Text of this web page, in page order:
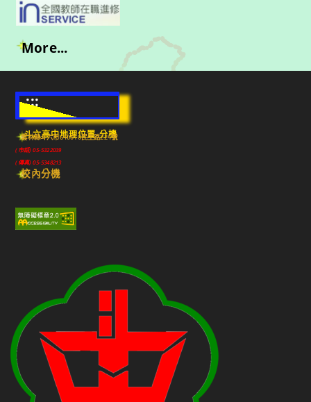
More...
:::
斗六高中地理位置-分機
雲林縣斗六市640010民生路224號
(市話) 05-5322039
(傳真) 05-5348213
校內分機